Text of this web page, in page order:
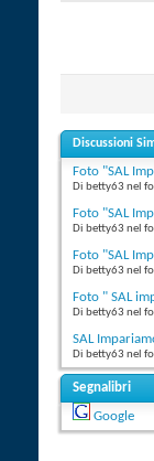
Discussioni
Foto "SAL
Di betty63 nel
Foto "SAL
Di betty63 nel
Foto "SAL
Di betty63 nel
Foto " SAL
Di betty63 nel
SAL
Di betty63 nel
Segnalibri
Google